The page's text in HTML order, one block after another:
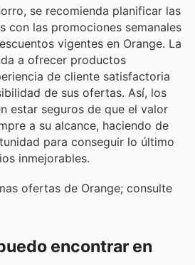
se recomienda planificar las
con las promociones semanales
vigentes en Orange. La
a ofrecer productos
de cliente satisfactoria
de sus ofertas. Así, los
estar seguros de que el valor
a su alcance, haciendo de
para conseguir lo último
inmejorables.
ofertas de Orange; consulte
encontrar en